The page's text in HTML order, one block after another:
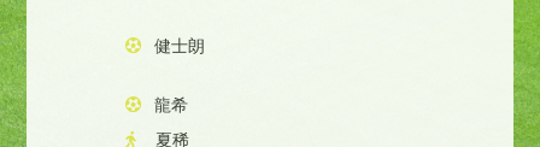
健士朗
龍希
夏稀